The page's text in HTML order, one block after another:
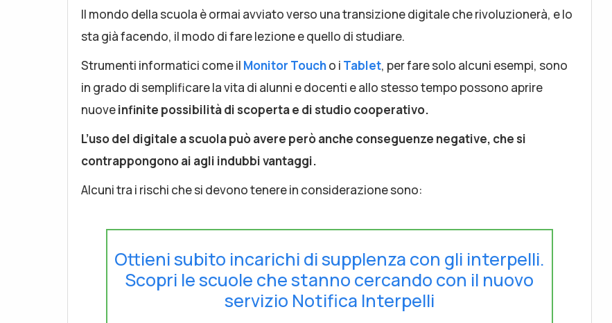
Il mondo della scuola è ormai avviato verso una transizione digitale che rivoluzionerà, e lo
sta già facendo, il modo di fare lezione e quello di studiare.
Strumenti informatici come il Monitor Toucho i Tablet, per fare solo alcuni esempi, sono
in grado di semplificare la vita di alunni e docenti e allo stesso tempo possono aprire
nuoveinfinite possibilità di scoperta e di studio cooperativo.
L’uso del digitale a scuola può avere però anche conseguenze negative, che si
contrappongono ai agli indubbi vantaggi.
Alcuni tra i rischi che si devono tenere in considerazione sono:
Ottieni subito incarichi di supplenza con gli interpelli.
Scopri le scuole che stanno cercando con il nuovo
servizio Notifica Interpelli